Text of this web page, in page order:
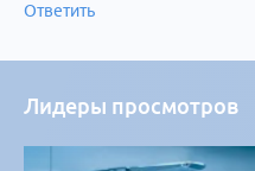
Ответить
Лидеры просмотров